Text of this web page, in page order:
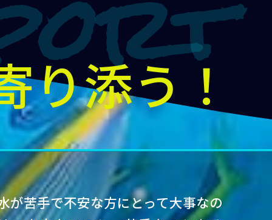
り添う！
が苦手で不安な方にとって大事なの